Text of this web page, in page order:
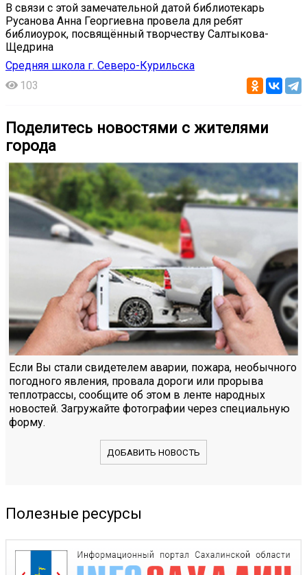
В связи с этой замечательной датой библиотекарь
Русанова Анна Георгиевна провела для ребят
библиоурок, посвящённый творчеству Салтыкова-
Щедрина
Средняя школа г. Северо-Курильска
103
Поделитесь новостями с жителями
города
Если Вы стали свидетелем аварии, пожара, необычного
погодного явления, провала дороги или прорыва
теплотрассы, сообщите об этом в ленте народных
новостей. Загружайте фотографии через специальную
форму.
ДОБАВИТЬ НОВОСТЬ
Полезные ресурсы